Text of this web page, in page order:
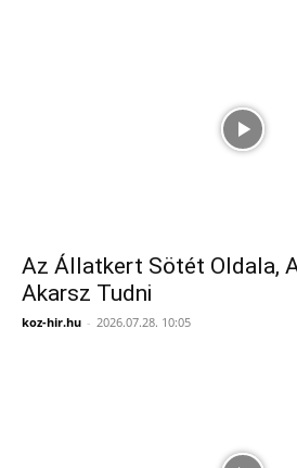
Az Állatkert Sötét Oldala,
Akarsz Tudni
koz-hir.hu - 2026.07.28. 10:05